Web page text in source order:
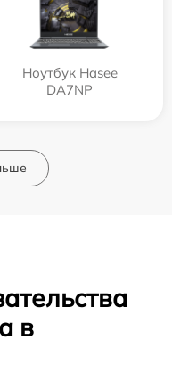
Ноутбук Hasee
DA7NP
в